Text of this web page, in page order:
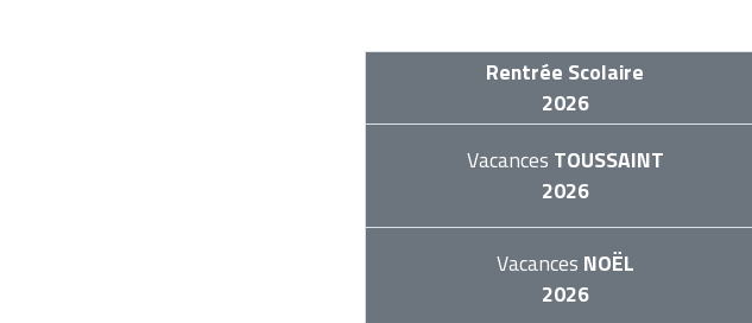
Rentrée Scolaire
2026
Vacances TOUSSAINT
2026
Vacances NOËL
2026